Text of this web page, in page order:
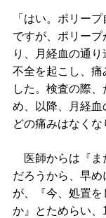
「はい。ポリー
ですが、ポリー
り、月経血の通
不全を起こし、痛
した。検査の際
め、以降、月経
どの痛みはなくな
医師からは『ま
だろうから、早
が、『今、処置を
か』とためらい